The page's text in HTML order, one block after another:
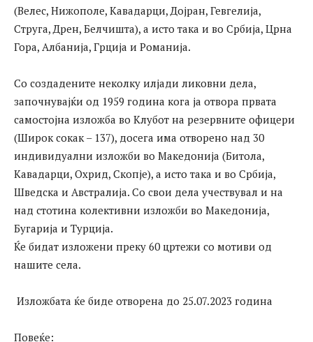
(Велес, Нижополе, Кавадарци, Дојран, Гевгелија,
Струга, Дрен, Белчишта), а исто така и во Србија, Црна
Гора, Албанија, Грција и Романија.
Со создадените неколку илјади ликовни дела,
започнувајќи од 1959 година кога ја отвора првата
самостојна изложба во Клубот на резервните офицери
(Широк сокак – 137), досега има отворено над 30
индивидуални изложби во Македонија (Битола,
Кавадарци, Охрид, Скопје), а исто така и во Србија,
Шведска и Австралија. Со свои дела учествувал и на
над стотина колективни изложби во Македонија,
Бугарија и Турција.
Ќе бидат изложени преку 60 цртежи со мотиви од
нашите села.
Изложбата ќе биде отворена до 25.07.2023 година
Повеќе: